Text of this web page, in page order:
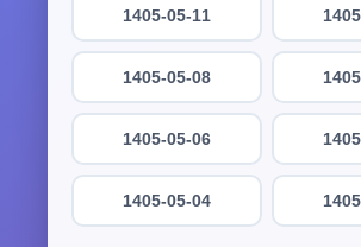
1405-05-11
1405-05-08
1405-05-06
1405-05-04